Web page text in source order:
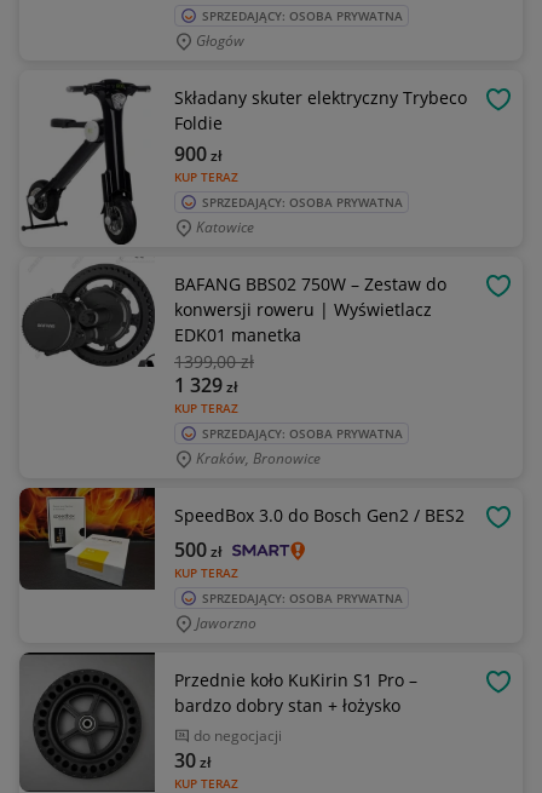
SPRZEDAJĄCY: OSOBA PRYWATNA
Głogów
Składany skuter elektryczny Trybeco
Foldie
KUP TERAZ
900zł
SPRZEDAJĄCY: OSOBA PRYWATNA
Katowice
BAFANG BBS02 750W – Zestaw do
konwersji roweru | Wyświetlacz
EDK01 manetka
1399,00 zł
KUP TERAZ
1 329zł
SPRZEDAJĄCY: OSOBA PRYWATNA
Kraków, Bronowice
SpeedBox 3.0 do Bosch Gen2 / BES2
KUP TERAZ
500zł
SPRZEDAJĄCY: OSOBA PRYWATNA
Jaworzno
Przednie koło KuKirin S1 Pro –
bardzo dobry stan + łożysko
do negocjacji
KUP TERAZ
30zł